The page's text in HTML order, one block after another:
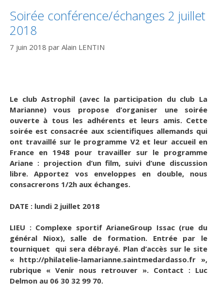
Soirée conférence/échanges 2 juillet
2018
7 juin 2018 par Alain LENTIN
Le club Astrophil (avec la participation du club La
Marianne) vous propose d’organiser une soirée
ouverte à tous les adhérents et leurs amis. Cette
soirée est consacrée aux scientifiques allemands qui
ont travaillé sur le programme V2 et leur accueil en
France en 1948 pour travailler sur le programme
Ariane : projection d’un film, suivi d’une discussion
libre. Apportez vos enveloppes en double, nous
consacrerons 1/2h aux échanges.
DATE : lundi 2 juillet 2018
LIEU : Complexe sportif ArianeGroup Issac (rue du
général Niox), salle de formation. Entrée par le
tourniquet qui sera débrayé. Plan d’accès sur le site
« http://philatelie-lamarianne.saintmedardasso.fr »,
rubrique « Venir nous retrouver ». Contact : Luc
Delmon au 06 30 32 99 70.